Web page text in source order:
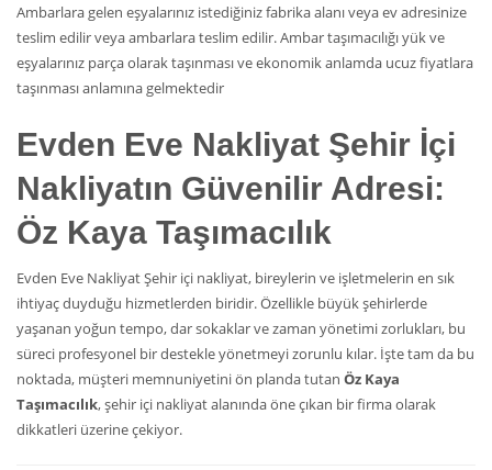
Ambarlara gelen eşyalarınız istediğiniz fabrika alanı veya ev adresinize
teslim edilir veya ambarlara teslim edilir. Ambar taşımacılığı yük ve
eşyalarınız parça olarak taşınması ve ekonomik anlamda ucuz fiyatlara
taşınması anlamına gelmektedir
Evden Eve Nakliyat Şehir İçi
Nakliyatın Güvenilir Adresi:
Öz Kaya Taşımacılık
Evden Eve Nakliyat Şehir içi nakliyat, bireylerin ve işletmelerin en sık
ihtiyaç duyduğu hizmetlerden biridir. Özellikle büyük şehirlerde
yaşanan yoğun tempo, dar sokaklar ve zaman yönetimi zorlukları, bu
süreci profesyonel bir destekle yönetmeyi zorunlu kılar. İşte tam da bu
noktada, müşteri memnuniyetini ön planda tutan Öz Kaya
Taşımacılık, şehir içi nakliyat alanında öne çıkan bir firma olarak
dikkatleri üzerine çekiyor.